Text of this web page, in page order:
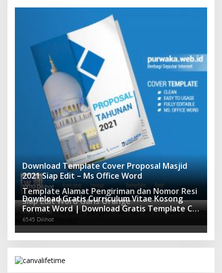
Download Template Cover Proposal Masjid
2021 Siap Edit – Ms Office Word
10010 Dilihat
Template Alamat Pengiriman dan Nomor Resi
Siap Edit Word Garis Orange
9154 Dilihat
Download Gratis Curriculum Vitae Kosong
Format Word | Download Gratis Template CV
Lamaran Kerja Doc Mudah Diedit
6545 Dilihat